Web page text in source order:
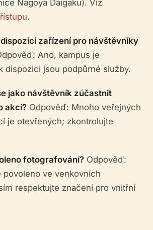
Nagoya Daigaku). Viz
.
zařízení pro návštěvníky
Ano, kampus je
dispozici jsou podpůrné služby.
jako návštěvník zúčastnit
akcí? Odpověď: Mnoho veřejných
je otevřených; zkontrolujte
fotografování? Odpověď:
povoleno ve venkovních
respektujte značení pro vnitřní